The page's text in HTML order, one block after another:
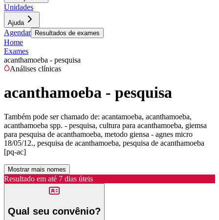
Unidades
Ajuda
Agendar Resultados de exames
Home
Exames
acanthamoeba - pesquisa
Análises clínicas
acanthamoeba - pesquisa
Também pode ser chamado de: acantamoeba, acanthamoeba,
acanthamoeba spp. - pesquisa, cultura para acanthamoeba, giemsa
para pesquisa de acanthamoeba, metodo giensa - agnes micro
18/05/12., pesquisa de acanthamoeba, pesquisa de acanthamoeba
[pq-ac]
Mostrar mais nomes
Resultado em até 7 dias úteis
Qual seu convênio?